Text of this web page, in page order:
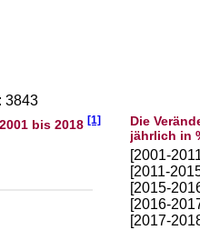
3843
bis 2018 [1]
Die
jährlich in
[2001-
[2011-
[2015-
[2016-
[2017-